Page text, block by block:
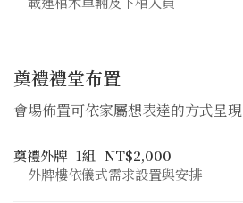
奠禮禮堂布置
會場佈置可依家屬想表達的方式呈現
奠禮外牌 1組 NT$2,000
外牌樓依儀式需求設置與安排